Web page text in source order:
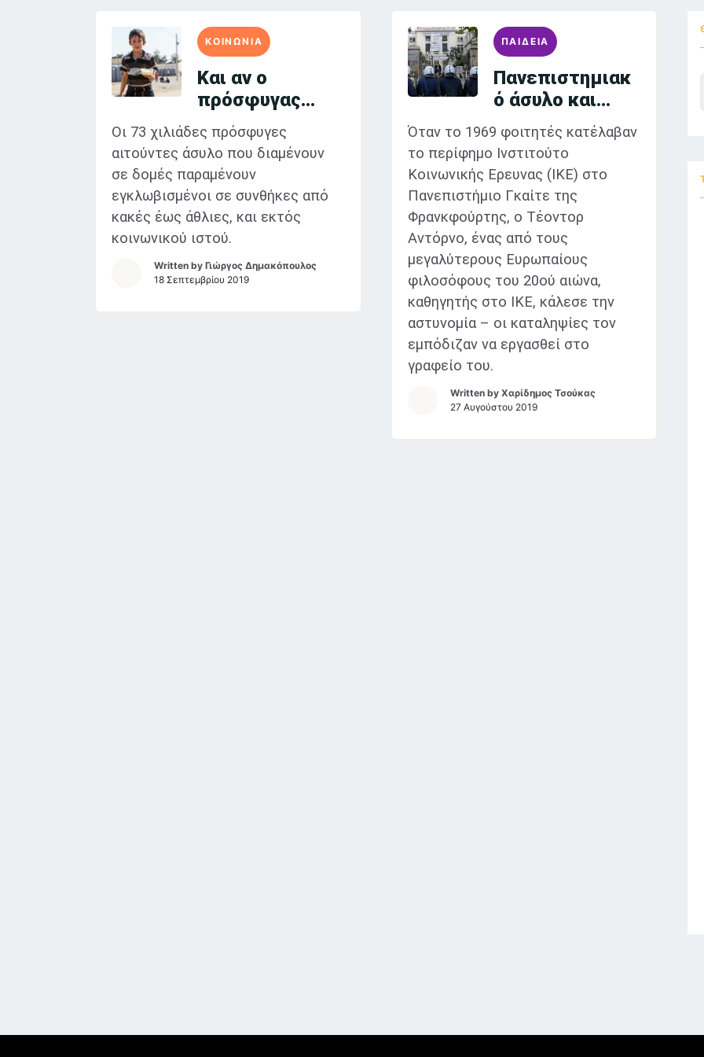
ΚΟΙΝΩΝΙΑ
Και αν ο
πρόσφυγας
ήσουν εσύ;
Οι 73 χιλιάδες πρόσφυγες
αιτούντες άσυλο που διαμένουν
σε δομές παραμένουν
εγκλωβισμένοι σε συνθήκες από
κακές έως άθλιες, και εκτός
κοινωνικού ιστού.
Written by Γιώργος Δημακόπουλος
18 Σεπτεμβρίου 2019
ΠΑΙΔΕΙΑ
Πανεπιστημιακ
ό άσυλο και
«αιχμάλωτη
σκέψη»
Όταν το 1969 φοιτητές κατέλαβαν
το περίφημο Ινστιτούτο
Κοινωνικής Ερευνας (ΙΚΕ) στο
Πανεπιστήμιο Γκαίτε της
Φρανκφούρτης, ο Τέοντορ
Αντόρνο, ένας από τους
μεγαλύτερους Ευρωπαίους
φιλοσόφους του 20ού αιώνα,
καθηγητής στο ΙΚΕ, κάλεσε την
αστυνομία – οι καταληψίες τον
εμπόδιζαν να εργασθεί στο
γραφείο του.
Written by Χαρίδημος Τσούκας
27 Αυγούστου 2019